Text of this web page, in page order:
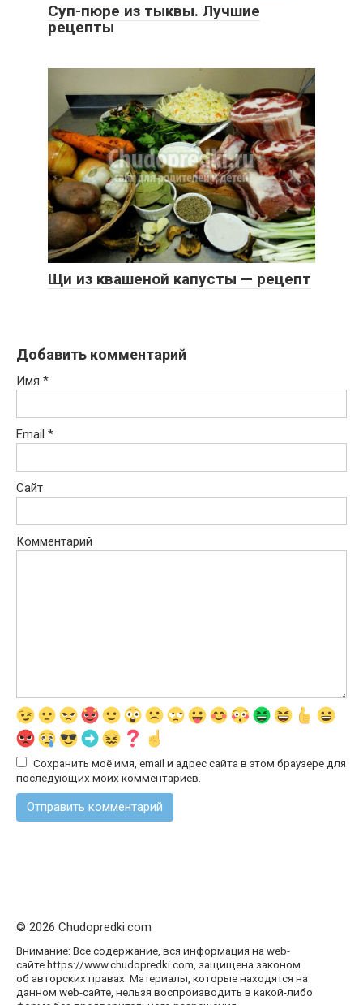
Суп-пюре из тыквы. Лучшие
рецепты
Щи из квашеной капусты — рецепт
Добавить комментарий
Имя *
Email *
Сайт
Комментарий
Сохранить моё имя, email и адрес сайта в этом браузере для
последующих моих комментариев.
© 2026 Chudopredki.com
Внимание: Все содержание, вся информация на web-
сайте https://www.chudopredki.com, защищена законом
об авторских правах. Материалы, которые находятся на
данном web-сайте, нельзя воспроизводить в какой-либо